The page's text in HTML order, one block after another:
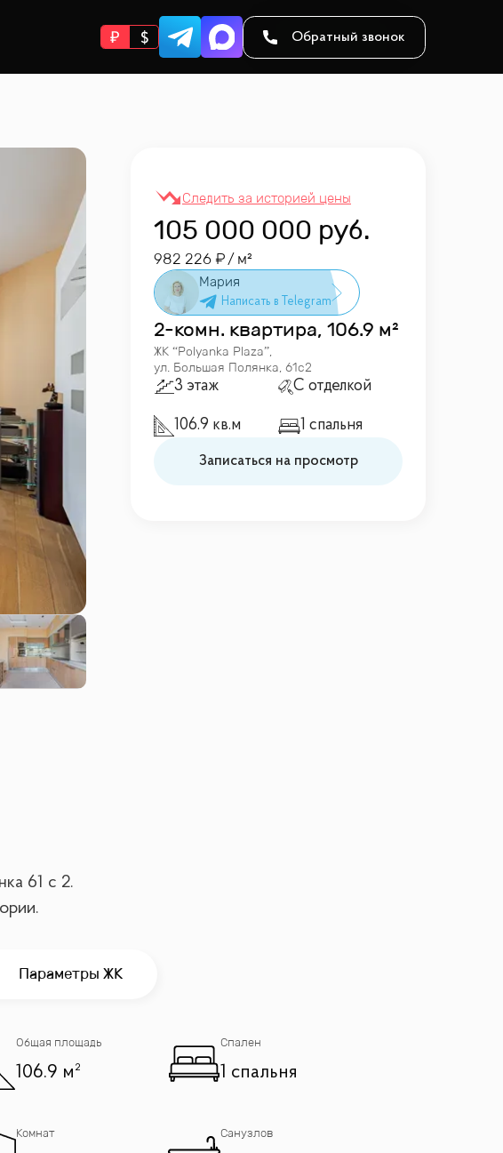
Обратный звонок
105 000 000 руб.
982 226 / м²
Мария
2-комн. квартира, 106.9 м²
ЖК “Polyanka Plaza”,
ул. Большая Полянка, 61с2
3 этаж С отделкой
106.9 кв.м 1 спальня
Записаться на просмотр
61 с 2.
изящным балконом,окнами в пол в гостиной.
Параметры ЖК
Общая площадь
106.9 м²
Спален
1 спальня
Комнат Санузлов